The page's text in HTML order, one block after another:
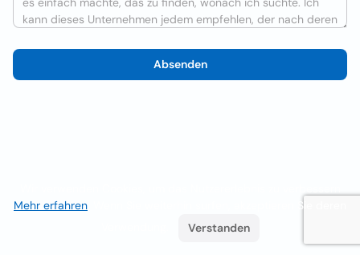
Absenden
Mehr erfahren . Wenn Sie weiterhin surfen, akzeptieren Sie deren
Verstanden